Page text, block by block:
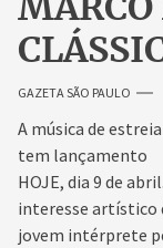
GAZETA SÃO PAULO
A música de
tem lançamento
HOJE, dia 9 de
interesse artístico
jovem intérprete